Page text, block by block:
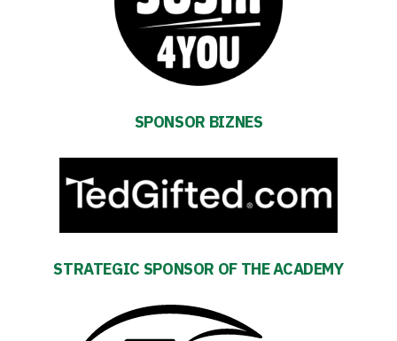
schedule
SPONSOR BIZNES
STRATEGIC SPONSOR OF THE ACADEMY